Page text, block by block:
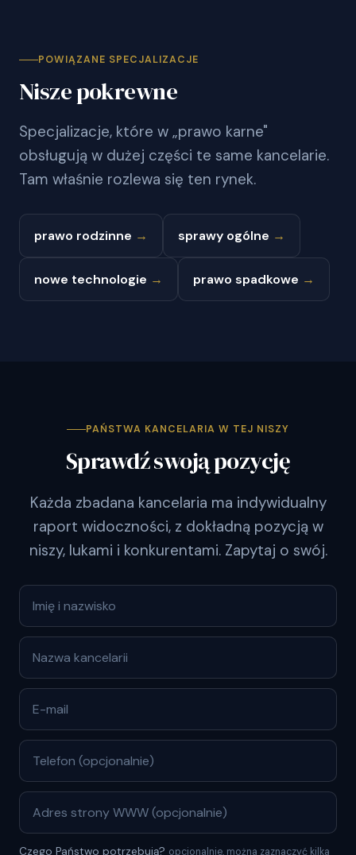
POWIĄZANE SPECJALIZACJE
Nisze pokrewne
Specjalizacje, które w „prawo karne"
obsługują w dużej części te same kancelarie.
Tam właśnie rozlewa się ten rynek.
prawo rodzinne → sprawy ogólne →
nowe technologie → prawo spadkowe →
PAŃSTWA KANCELARIA W TEJ NISZY
Sprawdź swoją pozycję
Każda zbadana kancelaria ma indywidualny
raport widoczności, z dokładną pozycją w
niszy, lukami i konkurentami. Zapytaj o swój.
Czego Państwo potrzebują? opcjonalnie, można zaznaczyć kilka